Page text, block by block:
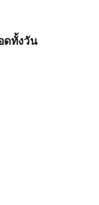
ดทั้งวัน